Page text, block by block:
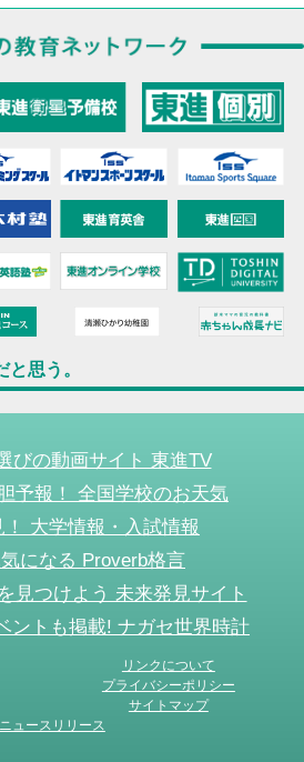
思う。
びの動画サイト 東進TV
予報！ 全国学校のお天気
！ 大学情報・入試情報
になる Proverb格言
見つけよう 未来発見サイト
ントも掲載! ナガセ世界時計
リンクについて
プライバシーポリシー
サイトマップ
ニュースリリース